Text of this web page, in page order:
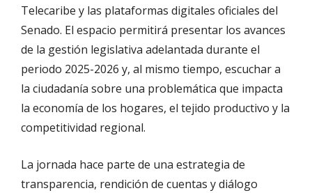
Telecaribe y las plataformas digitales oficiales del
Senado. El espacio permitirá presentar los avances
de la gestión legislativa adelantada durante el
periodo 2025-2026 y, al mismo tiempo, escuchar a
la ciudadanía sobre una problemática que impacta
la economía de los hogares, el tejido productivo y la
competitividad regional.
La jornada hace parte de una estrategia de
transparencia, rendición de cuentas y diálogo